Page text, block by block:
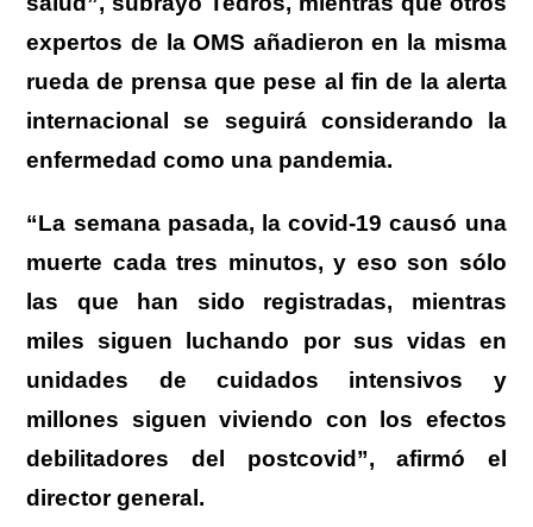
expertos de la OMS añadieron en la misma
rueda de prensa que pese al fin de la alerta
internacional se seguirá considerando la
enfermedad como una pandemia.
“La semana pasada, la covid-19 causó una
muerte cada tres minutos, y eso son sólo
las que han sido registradas, mientras
miles siguen luchando por sus vidas en
unidades de cuidados intensivos y
millones siguen viviendo con los efectos
debilitadores del postcovid”, afirmó el
director general.